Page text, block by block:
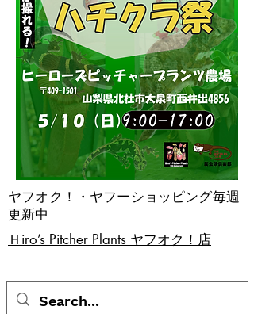
​Ｈiro’s Pitcher Plants ヤフオク！店
ヤフオク！・ヤフーショッピング毎週
更新中